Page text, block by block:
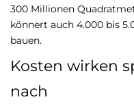
300 Millionen
könnert auch 4.000 bis
bauen.
Kosten wirken
nach